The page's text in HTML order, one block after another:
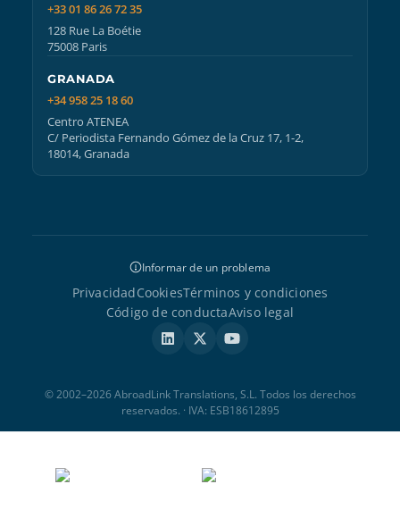
+33 01 86 26 72 35
128 Rue La Boétie
75008 Paris
GRANADA
+34 958 25 18 60
Centro ATENEA
C/ Periodista Fernando Gómez de la Cruz 17, 1-2,
18014, Granada
Informar de un problema
PrivacidadCookiesTérminos y condiciones
Código de conductaAviso legal
© 2002–2026 AbroadLink Translations, S.L. Todos los derechos
reservados. · IVA: ESB18612895